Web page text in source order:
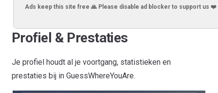
Ads keep this site free 🙏 Please disable ad blocker to support us ❤️
Profiel & Prestaties
Je profiel houdt al je voortgang, statistieken en
prestaties bij in GuessWhereYouAre.